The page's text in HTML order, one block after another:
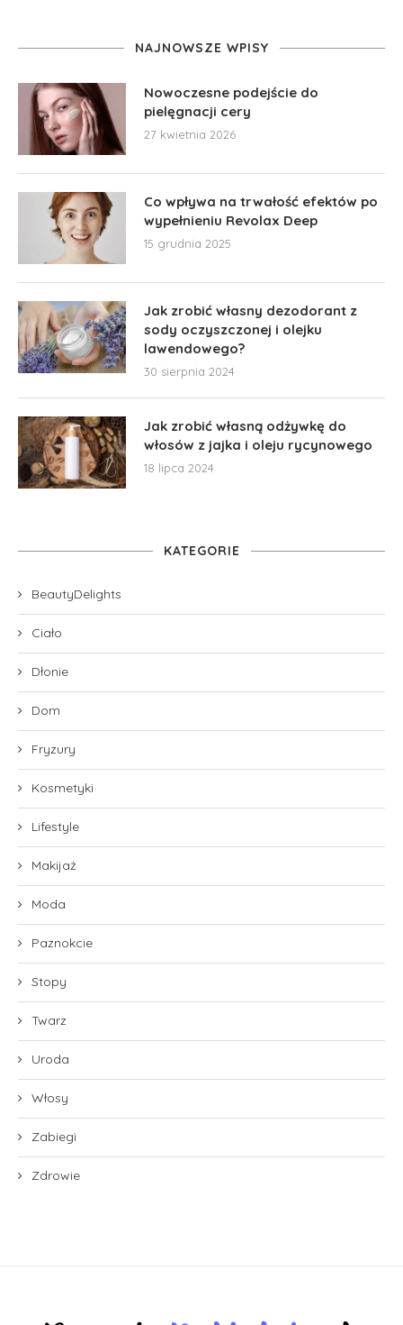
NAJNOWSZE WPISY
Nowoczesne podejście do
pielęgnacji cery
27 kwietnia 2026
Co wpływa na trwałość efektów po
wypełnieniu Revolax Deep
15 grudnia 2025
Jak zrobić własny dezodorant z
sody oczyszczonej i olejku
lawendowego?
30 sierpnia 2024
Jak zrobić własną odżywkę do
włosów z jajka i oleju rycynowego
18 lipca 2024
KATEGORIE
BeautyDelights
Ciało
Dłonie
Dom
Fryzury
Kosmetyki
Lifestyle
Makijaż
Moda
Paznokcie
Stopy
Twarz
Uroda
Włosy
Zabiegi
Zdrowie